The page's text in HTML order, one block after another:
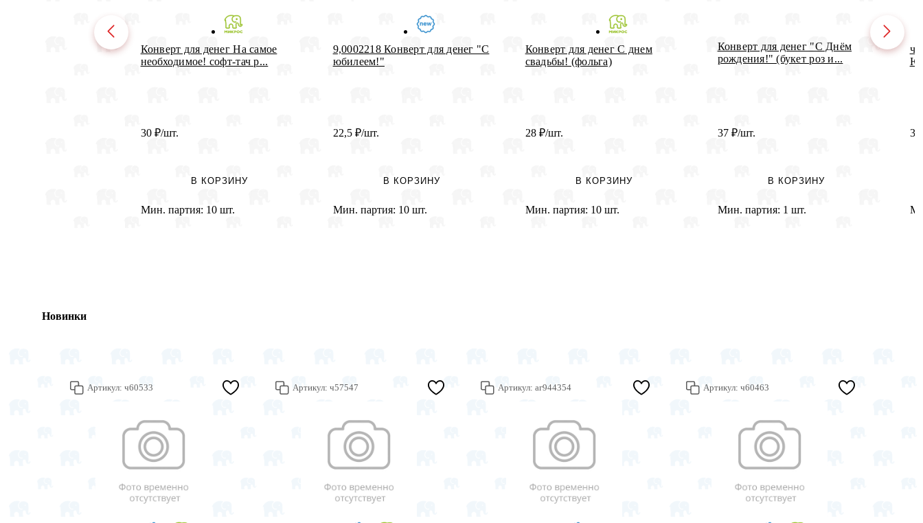
Конверт для денег На самое
необходимое! софт-тач р...
30 ₽/шт.
В КОРЗИНУ
Мин. партия: 10 шт.
9,0002218 Конверт для денег "С
юбилеем!"
22,5 ₽/шт.
В КОРЗИНУ
Мин. партия: 10 шт.
Конверт для денег С днем
свадьбы! (фольга)
28 ₽/шт.
В КОРЗИНУ
Мин. партия: 10 шт.
Конверт для денег "С Днём
рождения!" (букет роз и...
37 ₽/шт.
В КОРЗИНУ
Мин. партия: 1 шт.
30
Новинки
Артикул: ч60533 Артикул: ч57547 Артикул: аг944354 Артикул: ч60463